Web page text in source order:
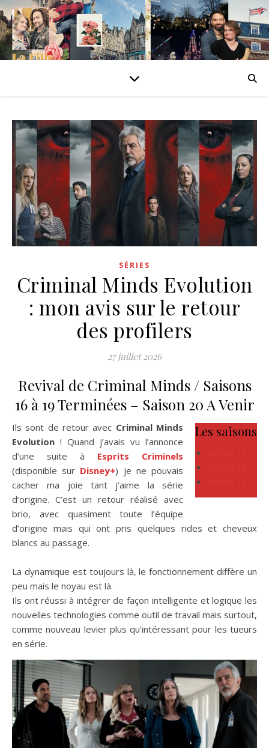
SÉRIES
Criminal Minds Evolution
: mon avis sur le retour
des profilers
27 juillet 2026
Revival de Criminal Minds / Saisons
16 à 19 Terminées – Saison 20 A Venir
Les saisons
Ils sont de retour avec Criminal Minds
Evolution ! Quand j’avais vu l’annonce
d’une suite à Esprits Criminels
(disponible sur Disney+) je ne pouvais
cacher ma joie tant j’aime la série
d’origine. C’est un retour réalisé avec
brio, avec quasiment toute l’équipe
d’origine mais qui ont pris quelques rides et cheveux
blancs au passage.
La dynamique est toujours là, le fonctionnement diffère un
peu mais le noyau est là.
Ils ont réussi à intégrer de façon intelligente et logique les
nouvelles technologies comme outil de travail mais surtout,
comme nouveau levier plus qu’intéressant pour les tueurs
en série.